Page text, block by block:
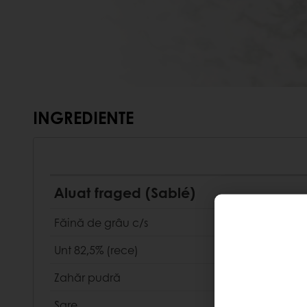
INGREDIENTE
Aluat fraged (Sablé)
Făină de grâu c/s
Unt 82,5% (rece)
Zahăr pudră